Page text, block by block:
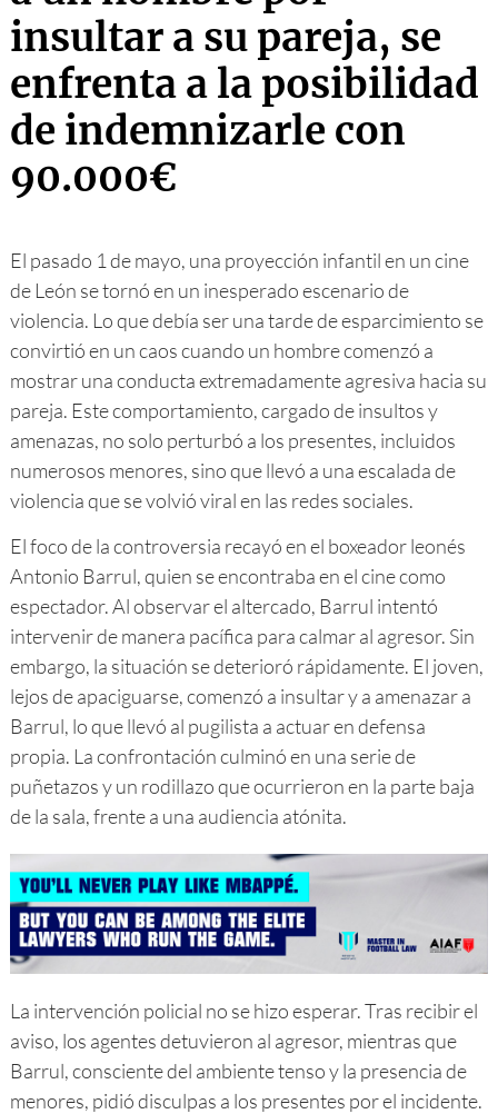
insultar a su pareja, se
enfrenta a la posibilidad
de indemnizarle con
90.000€
El pasado 1 de mayo, una proyección infantil en un cine
de León se tornó en un inesperado escenario de
violencia. Lo que debía ser una tarde de esparcimiento se
convirtió en un caos cuando un hombre comenzó a
mostrar una conducta extremadamente agresiva hacia su
pareja. Este comportamiento, cargado de insultos y
amenazas, no solo perturbó a los presentes, incluidos
numerosos menores, sino que llevó a una escalada de
violencia que se volvió viral en las redes sociales.
El foco de la controversia recayó en el boxeador leonés
Antonio Barrul, quien se encontraba en el cine como
espectador. Al observar el altercado, Barrul intentó
intervenir de manera pacífica para calmar al agresor. Sin
embargo, la situación se deterioró rápidamente. El joven,
lejos de apaciguarse, comenzó a insultar y a amenazar a
Barrul, lo que llevó al pugilista a actuar en defensa
propia. La confrontación culminó en una serie de
puñetazos y un rodillazo que ocurrieron en la parte baja
de la sala, frente a una audiencia atónita.
La intervención policial no se hizo esperar. Tras recibir el
aviso, los agentes detuvieron al agresor, mientras que
Barrul, consciente del ambiente tenso y la presencia de
menores, pidió disculpas a los presentes por el incidente.